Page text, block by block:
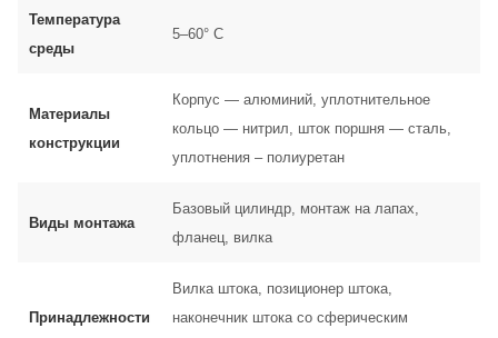
Температура
среды
5–60° C
Материалы
конструкции
Корпус — алюминий, уплотнительное
кольцо — нитрил, шток поршня — сталь,
уплотнения – полиуретан
Виды монтажа
Базовый цилиндр, монтаж на лапах,
фланец, вилка
Принадлежности
Вилка штока, позиционер штока,
наконечник штока со сферическим